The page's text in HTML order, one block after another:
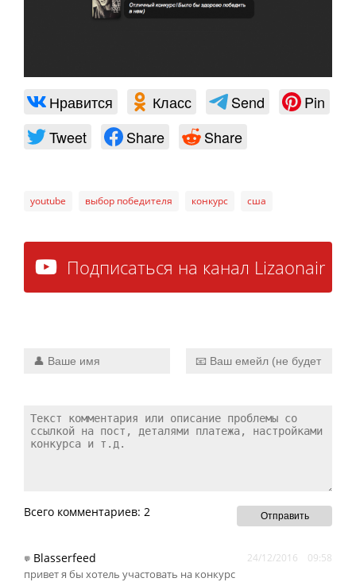
Нравится Класс Send
Pin
Tweet
Share Share
youtube выбор победителя конкурс сша
Подписаться на канал Lizaonair
Всего комментариев: 2
💬 Blasserfeed 24/12/2016 09:58
привет я бы хотель участовать на конкурс